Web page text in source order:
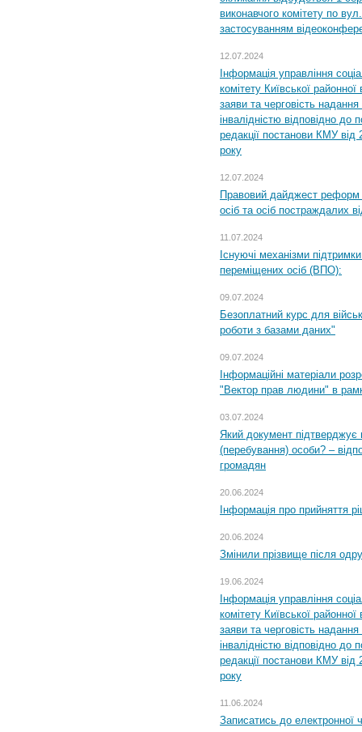
виконавчого комітету по
застосуванням
12.07.2024
Інформація управління
комітету Київської
заяви та черговість надання
інвалідністю відповідно
редакції постанови КМУ
року
12.07.2024
Правовий дайджест реформ
осіб та осіб постраждалих
11.07.2024
Існуючі механізми
переміщених осіб (ВПО):
09.07.2024
Безоплатний курс для
роботи з базами даних"
09.07.2024
Інформаційні матеріали
"Вектор прав людини" в
03.07.2024
Який документ підтверджує
(перебування) особи? –
громадян
20.06.2024
Інформація про прийняття
20.06.2024
Змінили прізвище після
19.06.2024
Інформація управління
комітету Київської
заяви та черговість надання
інвалідністю відповідно
редакції постанови КМУ
року
11.06.2024
Записатись до електронної